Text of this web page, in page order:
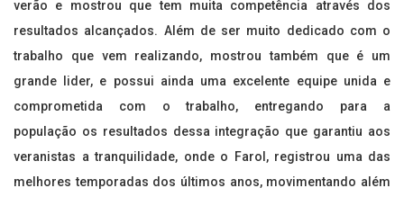
verão e mostrou que tem muita competência através dos
resultados alcançados. Além de ser muito dedicado com o
trabalho que vem realizando, mostrou também que é um
grande lider, e possui ainda uma excelente equipe unida e
comprometida com o trabalho, entregando para a
população os resultados dessa integração que garantiu aos
veranistas a tranquilidade, onde o Farol, registrou uma das
melhores temporadas dos últimos anos, movimentando além